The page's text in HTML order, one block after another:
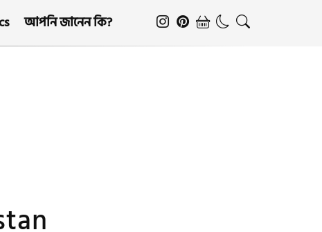
আপনি জানেন কি?